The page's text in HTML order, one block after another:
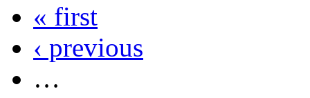
« first
‹ previous
…